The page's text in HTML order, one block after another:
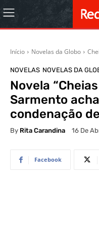
Início Novelas da Globo
NOVELAS NOVELAS DA
Novela
Sarmento
condenação
By Rita Carandina 16 De
Facebook